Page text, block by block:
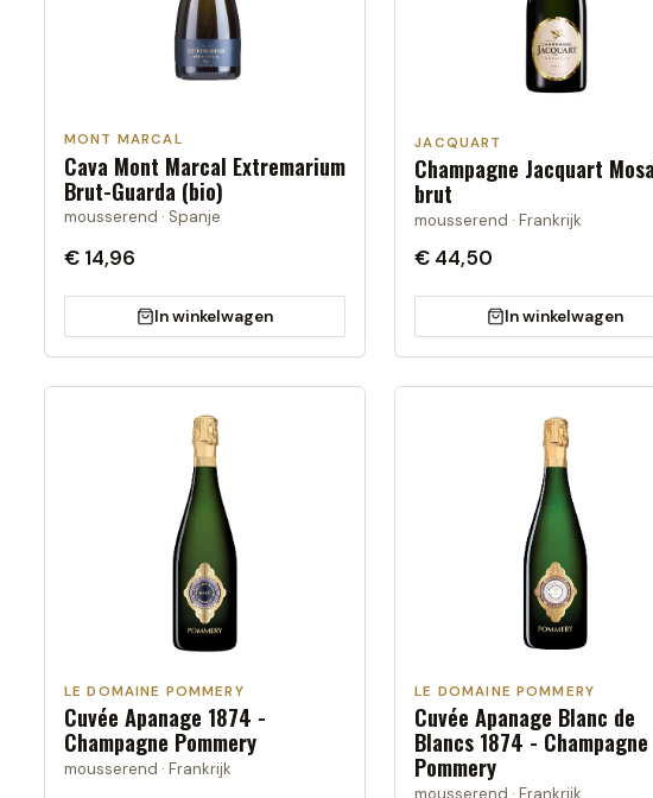
MONT MARCAL
Cava Mont Marcal Extremarium
Brut-Guarda (bio)
mousserend · Spanje
€ 14,96
In winkelwagen
JACQUART
Champagne Jacquart
brut
mousserend · Frankrijk
€ 44,50
In winkelwagen
LE DOMAINE POMMERY
Cuvée Apanage 1874 -
Champagne Pommery
mousserend · Frankrijk
LE DOMAINE POMMERY
Cuvée Apanage Blanc de
Blancs 1874 - Champagne
Pommery
mousserend · Frankrijk